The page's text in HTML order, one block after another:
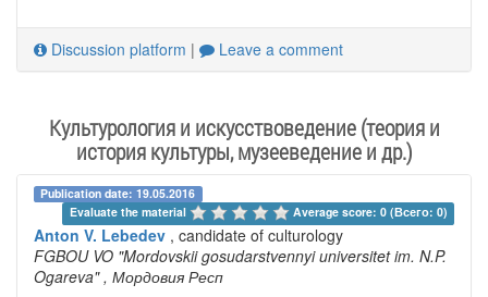
Discussion platform | Leave a comment
Культурология и искусствоведение (теория и
история культуры, музееведение и др.)
Publication date: 19.05.2016
Evaluate the material
Average score: 0 (Всего: 0)
Anton V. Lebedev , candidate of culturology
FGBOU VO "Mordovskii gosudarstvennyi universitet im. N.P.
Ogareva" , Мордовия Респ